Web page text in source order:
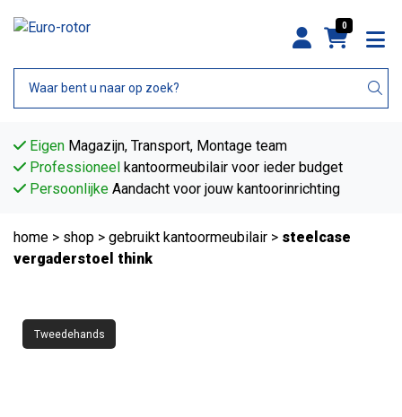
0
Eigen Magazijn, Transport, Montage team
Professioneel kantoormeubilair voor ieder budget
Persoonlijke Aandacht voor jouw kantoorinrichting
home > shop > gebruikt kantoormeubilair > steelcase
vergaderstoel think
Tweedehands